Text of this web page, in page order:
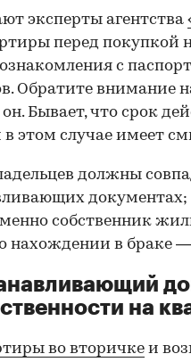
эксперты агентства
перед покупкой
с
Обратите внимание
Бывает, что срок
в этом случае имеет
должны
собственник
нахождении в браке
на
во вторичке и